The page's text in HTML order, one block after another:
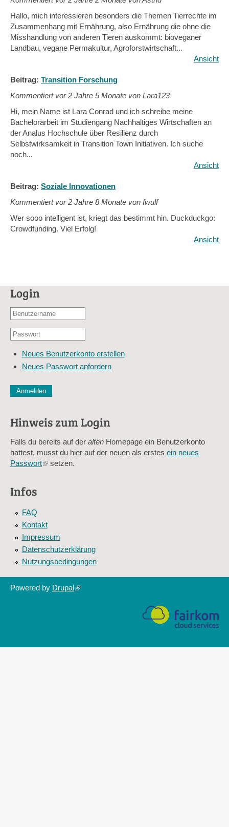
Hallo, mich interessieren besonders die Themen Tierrechte im
Zusammenhang mit Ernährung, also Ernährung die ohne die
Misshandlung von anderen Tieren auskommt: bioveganer
Landbau, vegane Permakultur, Agroforstwirtschaft...
Ansicht
Beitrag: Transition Forschung
Kommentiert vor2 Jahre 5 Monate von Lara123
Hi, mein Name ist Lara Conrad und ich schreibe meine
Bachelorarbeit im Studiengang Nachhaltiges Wirtschaften an
der Analus Hochschule über Resilienz durch
Selbstwirksamkeit in Transition Town Initiativen. Ich suche
noch...
Ansicht
Beitrag: Soziale Innovationen
Kommentiert vor2 Jahre 8 Monate von fwulf
Wer sooo intelligent ist, kriegt das bestimmt hin. Duckduckgo:
Crowdfunding. Viel Erfolg!
Ansicht
Login
Benutzername
E-
Adresse
Passwort
Neues Benutzerkonto erstellen
Neues Passwort anfordern
Diese Sicherheitsfrage überprüft, ob Sie ein menschlicher
Sag mir nicht, wie viele Sternlein stehen
Hinweis zum Login
Falls du bereits auf der alten Homepage ein Benutzerkonto
hattest, musst du hier auf der neuen als erstes ein neues
Passwort(linksetzen.
Infos
FAQ
Kontakt
Impressum
Datenschutzerklärung
Nutzungsbedingungen
Powered by Drupal(link